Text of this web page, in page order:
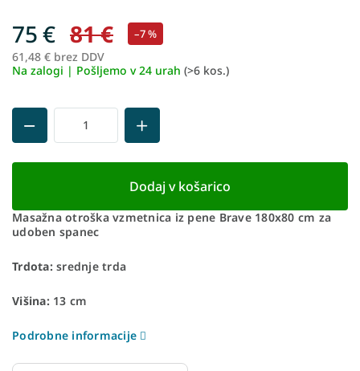
81 € –7 %
75 €
61,48 € brez DDV
Na zalogi | Pošljemo v 24 urah (>6 kos.)
Dodaj v košarico
Masažna otroška vzmetnica iz pene Brave 180x80 cm za
udoben spanec
Trdota:srednje trda
Višina:13 cm
Podrobne informacije